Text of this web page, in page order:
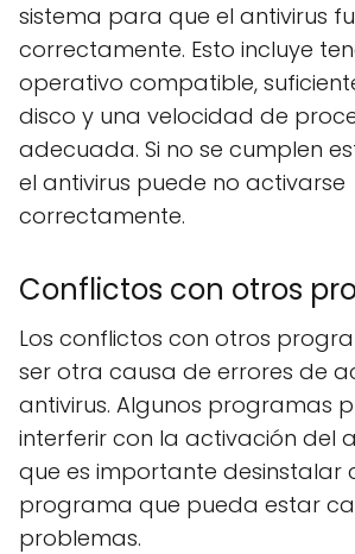
sistema para que el antivirus
correctamente. Esto incluye
operativo compatible,
disco y una velocidad de
adecuada. Si no se cumplen
el antivirus puede no activarse
correctamente.
Conflictos con otros
Los conflictos con otros
ser otra causa de errores de
antivirus. Algunos programas
interferir con la activación del
que es importante desinstalar
programa que pueda estar
problemas.